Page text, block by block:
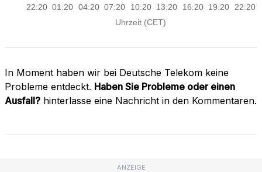
In Moment haben wir bei Deutsche Telekom keine
Probleme entdeckt. Haben Sie Probleme oder einen
Ausfall? hinterlasse eine Nachricht in den Kommentaren.
ANZEIGE